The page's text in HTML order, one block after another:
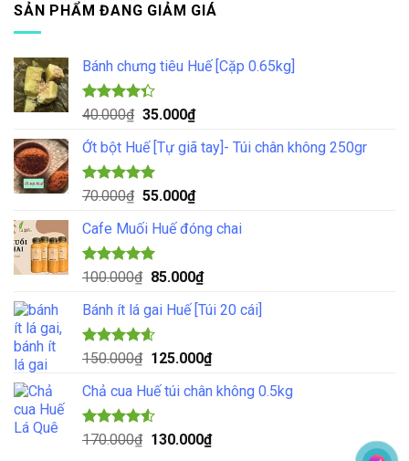
SẢN PHẨM ĐANG GIẢM GIÁ
Bánh chưng tiêu Huế [Cặp 0.65kg]
Được xếp
4.33
5 sao
40.000₫ Giá
là:
40.000₫.
35.000₫Giá
tại
35.000₫.
Ớt bột Huế [Tự giã tay]- Túi chân không 250gr
Được xếp
5.00
5 sao
70.000₫ Giá
là:
70.000₫.
55.000₫Giá
tại
55.000₫.
Cafe Muối Huế đóng chai
Được xếp
5.00
5 sao
100.000₫ Giá
là:
100.000₫.
85.000₫Giá
tại
85.000₫.
Bánh ít lá gai Huế [Túi 20 cái]
Được xếp
4.57
5 sao
150.000₫ Giá
là:
150.000₫.
125.000₫Giá
tại
125.000₫.
Chả cua Huế túi chân không 0.5kg
Được xếp
4.50
170.000₫ Giá
130.000₫Giá